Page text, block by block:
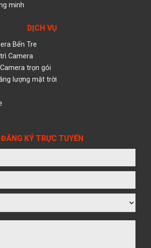
minh
DỊCH VỤ
Bến Tre
Camera
trọn gói
lượng mặt trời
ĐĂNG KÝ TRỰC TUYẾN